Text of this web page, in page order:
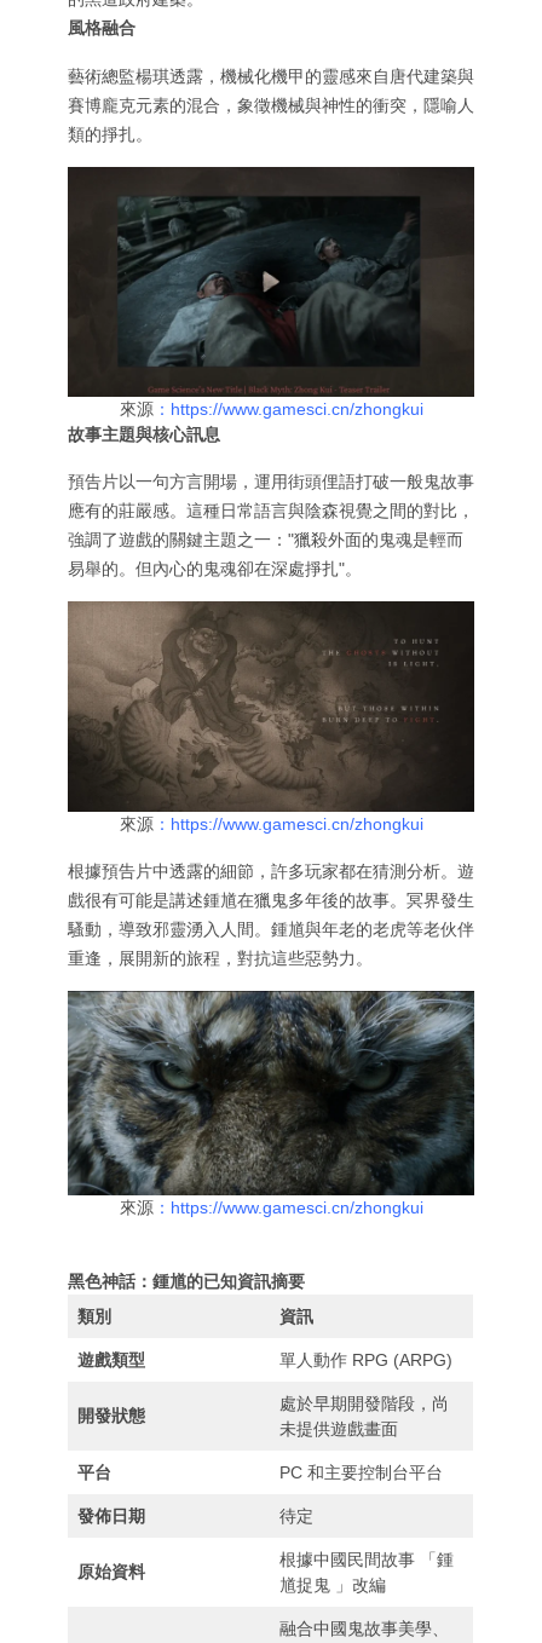
風格融合
藝術總監楊琪透露，機械化機甲的靈感來自唐代建築與
賽博龐克元素的混合，象徵機械與神性的衝突，隱喻人
類的掙扎。
來源：https://www.gamesci.cn/zhongkui
故事主題與核心訊息
預告片以一句方言開場，運用街頭俚語打破一般鬼故事
應有的莊嚴感。這種日常語言與陰森視覺之間的對比，
強調了遊戲的關鍵主題之一："獵殺外面的鬼魂是輕而
易舉的。但內心的鬼魂卻在深處掙扎"。
來源：https://www.gamesci.cn/zhongkui
根據預告片中透露的細節，許多玩家都在猜測分析。遊
戲很有可能是講述鍾馗在獵鬼多年後的故事。冥界發生
騷動，導致邪靈湧入人間。鍾馗與年老的老虎等老伙伴
重逢，展開新的旅程，對抗這些惡勢力。
來源：https://www.gamesci.cn/zhongkui
黑色神話：鍾馗的已知資訊摘要
類別
資訊
遊戲類型 單人動作 RPG (ARPG)
開發狀態
處於早期開發階段，尚
未提供遊戲畫面
平台 PC 和主要控制台平台
發佈日期 待定
原始資料
根據中國民間故事 「鍾
馗捉鬼 」改編
融合中國鬼故事美學、